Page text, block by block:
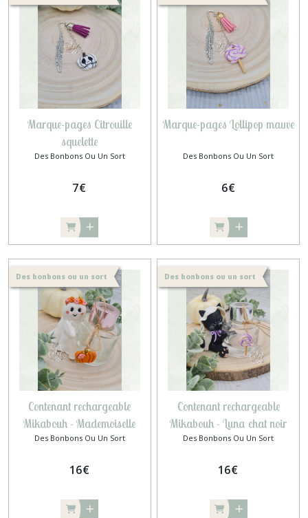
Marque-pages Citrouille
squelette
Des Bonbons Ou Un Sort
7€
Marque-pages Lollipop mauve
Des Bonbons Ou Un Sort
6€
Des bonbons ou un sort
Contenant rechargeable
Mikabouh - Mademoiselle
Bouh
Des Bonbons Ou Un Sort
16€
Des bonbons ou un sort
Contenant rechargeable
Mikabouh - Luna chat noir
Des Bonbons Ou Un Sort
16€